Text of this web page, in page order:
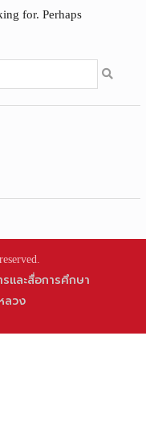
for. Perhaps
และสื่อการศึกษา
ลวง